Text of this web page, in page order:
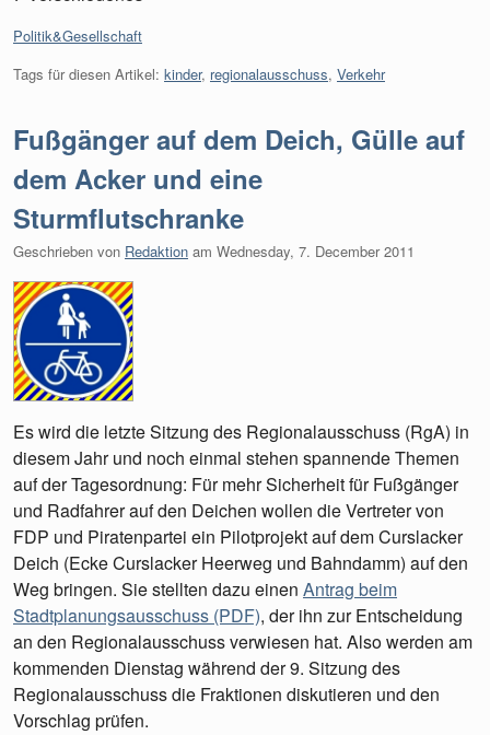
Kategorien:
Politik&Gesellschaft
Tags für diesen Artikel: kinder, regionalausschuss, Verkehr
Fußgänger auf dem Deich, Gülle auf
dem Acker und eine
Sturmflutschranke
Geschrieben von Redaktion am Wednesday, 7. December 2011
Es wird die letzte Sitzung des Regionalausschuss (RgA) in
diesem Jahr und noch einmal stehen spannende Themen
auf der Tagesordnung: Für mehr Sicherheit für Fußgänger
und Radfahrer auf den Deichen wollen die Vertreter von
FDP und Piratenpartei ein Pilotprojekt auf dem Curslacker
Deich (Ecke Curslacker Heerweg und Bahndamm) auf den
Weg bringen. Sie stellten dazu einen Antrag beim
Stadtplanungsausschuss (PDF), der ihn zur Entscheidung
an den Regionalausschuss verwiesen hat. Also werden am
kommenden Dienstag während der 9. Sitzung des
Regionalausschuss die Fraktionen diskutieren und den
Vorschlag prüfen.